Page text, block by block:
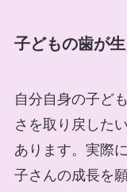
子どもの歯が
自分自身の子ど
さを取り戻した
あります。実際
子さんの成長を